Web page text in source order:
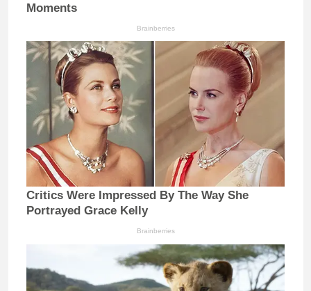
Moments
Brainberries
Critics Were Impressed By The Way She
Portrayed Grace Kelly
Brainberries